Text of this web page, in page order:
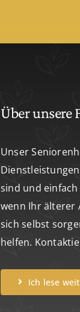
Über unsere
Unser
sind und
wenn Ihr älterer
sich selbst
helfen.
Ich lese